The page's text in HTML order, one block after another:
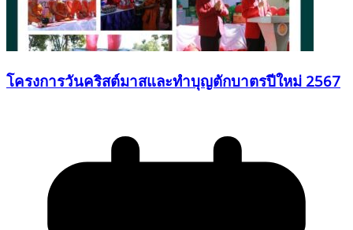
โครงการวันคริสต์มาสและทำบุญตักบาตรปีใหม่ 2567